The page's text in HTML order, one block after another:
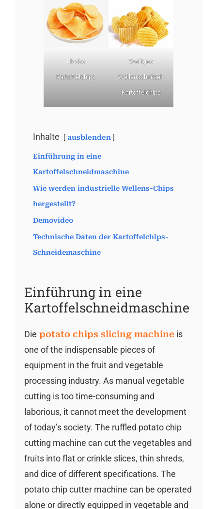
Flache
Kartoffelchips
Welliges
Wellenschnitzel-
Kartoffelchips
Inhalte ausblenden
Einführung in eine
Kartoffelschneidmaschine
Wie werden industrielle Wellens-Chips
hergestellt?
Demovideo
Technische Daten der Kartoffelchips-
Schneidemaschine
Einführung in eine
Kartoffelschneidmaschine
Die potato chips slicing machineis
one of the indispensable pieces of
equipment in the fruit and vegetable
processing industry. As manual vegetable
cutting is too time-consuming and
laborious, it cannot meet the development
of today’s society. The ruffled potato chip
cutting machine can cut the vegetables and
fruits into flat or crinkle slices, thin shreds,
and dice of different specifications. The
potato chip cutter machine can be operated
alone or directly equipped in vegetable and